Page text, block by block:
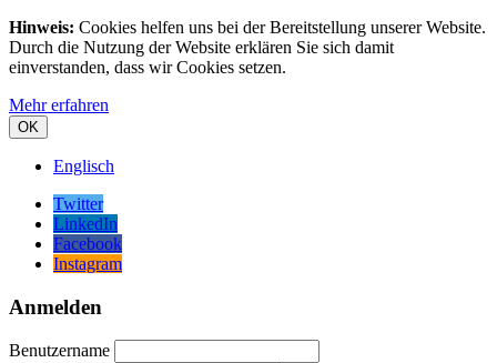
Hinweis: Cookies helfen uns bei der Bereitstellung unserer Website.
Durch die Nutzung der Website erklären Sie sich damit
einverstanden, dass wir Cookies setzen.
Mehr erfahren
OK
Englisch
Twitter
LinkedIn
Facebook
Instagram
Anmelden
Benutzername